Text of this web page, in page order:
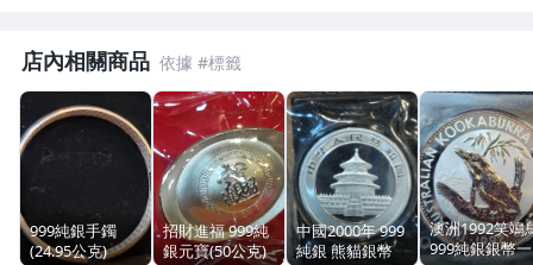
店內相關商品
999純銀手鐲
(24.95公克)
招財進福 999純
銀元寶(50公克)
中國2000年 999
純銀 熊貓銀幣
澳洲1992笑鴗
999純銀銀幣一